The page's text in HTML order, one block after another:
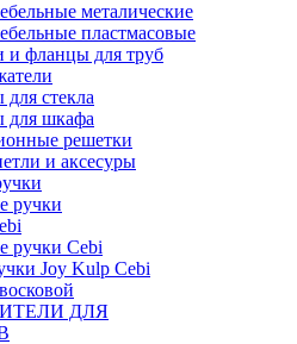
металические
пластмасовые
и фланцы для труб
стекла
для шкафа
решетки
и аксесуры
ручки
ручки Cebi
Joy Kulp Cebi
ДЛЯ